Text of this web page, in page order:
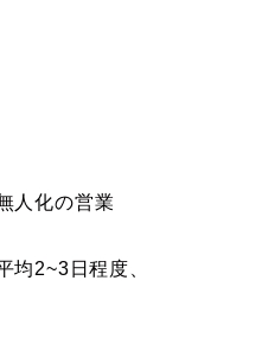
人化の営業
均2~3日程度、